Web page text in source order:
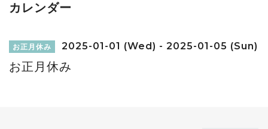
カレンダー
お正月休み 2025-01-01 (Wed) - 2025-01-05 (Sun)
お正月休み